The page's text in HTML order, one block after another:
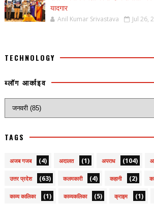
यादगार
Anil Kumar Srivastava Jul 26,
TECHNOLOGY
ब्लॉग आर्काइव
TAGS
अजब गजब (4) अदालत (1) अपराध (104)
उत्तर प्रदेश (63) कलमकारी (4) कहानी (2)
काव्य कालिका (1) काव्यकलिका (5) क्राइम (1)